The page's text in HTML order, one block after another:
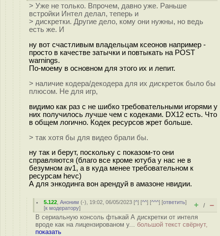
> Уже не только. Впрочем, давно уже. Раньше
встройки Интел делал, теперь и
> дискретки. Другие дело, кому они нужны, но ведь
есть же. И
ну вот счастливым владельцам ксеонов например -
просто в качестве затычки и повтыкать на POST
warnings.
По-моему в основном для этого их и лепит.
> наличие кодера/декодера для их дискреток было бы
плюсом. Не для игр,
видимо как раз с не шибко требовательными игорями у
них получилось лучше чем с кодеками. DX12 есть. Что
в общем логично. Кодек ресурсов жрет больше.
> так хотя бы для видео брали бы.
ну так и берут, поскольку с показом-то они
справляются (благо все кроме ютуба у нас не в
безумном av1, а в куда менее требовательном к
ресурсам hevc)
А для энкодинга вон арендуй в амазоне нвидии.
5.122 ,Аноним (-), 19:02, 06/05/2023 [^] [^^] [^^^] [ответить]
[к модератору] + / –
В сериальную консоль фтыкай А дискретки от интеля
вроде как на лицензированом у... большой текст свёрнут,
показать